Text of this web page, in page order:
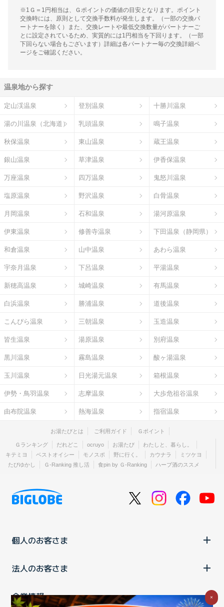
※1Ｇ＝1円相当は、Ｇポイントの価値の目安となります。ポイント
交換時には、原則として交換手数料が発生します。（一部の交換パ
ートナーを除く）また、交換レートや最低交換数量がパートナーご
とに設定されているため、実質的には1円相当を下回ります。（一部
下回らない場合もございます）詳細は各パートナー毎の交換詳細ペ
ージをご確認ください。
温泉地から探す
定山渓温泉 登別温泉 十勝川温泉
湯の川温泉（北海道） 乳頭温泉 鳴子温泉
秋保温泉 東山温泉 蔵王温泉
銀山温泉 草津温泉 伊香保温泉
万座温泉 四万温泉 鬼怒川温泉
塩原温泉 野沢温泉 白骨温泉
月岡温泉 石和温泉 湯河原温泉
伊東温泉 修善寺温泉 下田温泉（静岡県）
和倉温泉 山中温泉 あわら温泉
宇奈月温泉 下呂温泉 平湯温泉
新穂高温泉 城崎温泉 有馬温泉
白浜温泉 勝浦温泉 道後温泉
こんぴら温泉 三朝温泉 玉造温泉
皆生温泉 湯原温泉 別府温泉
黒川温泉 霧島温泉 酸ヶ湯温泉
玉川温泉 日光湯元温泉 箱根温泉
伊勢・鳥羽温泉 志摩温泉 大歩危祖谷温泉
由布院温泉 熱海温泉 指宿温泉
お湯たびとは ご利用ガイド Ｇポイント
Ｇランキング だれどこ ocruyo お湯たび
わたしと、暮らし。
キテミヨ
ベストオイシー モノスポ 野に行く。 カウナラ
ミツケヨ
たびゆかし
Ｇ-Ranking 推し活 食pin by Ｇ-Ranking ハーブ酒のススメ
個人のお客さま
法人のお客さま
企業情報 ×